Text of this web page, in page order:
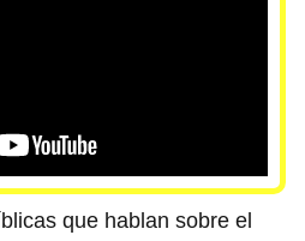
que hablan sobre el